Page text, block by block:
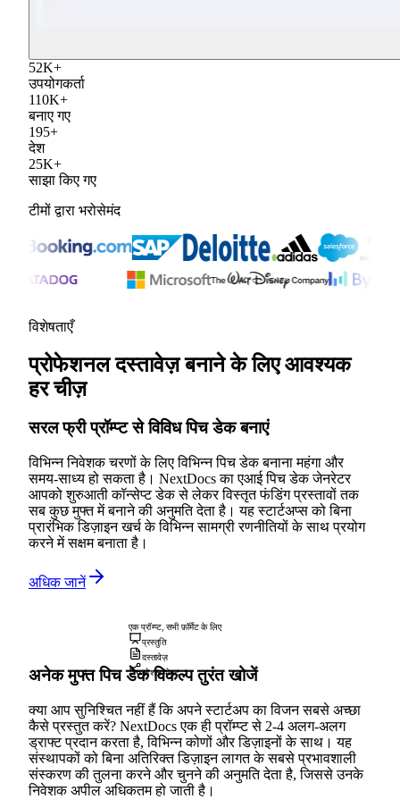
52K+
उपयोगकर्ता
110K+
बनाए गए
195+
देश
25K+
साझा किए गए
टीमों द्वारा भरोसेमंद
विशेषताएँ
प्रोफेशनल दस्तावेज़ बनाने के लिए आवश्यक
हर चीज़
सरल फ्री प्रॉम्प्ट से विविध पिच डेक बनाएं
विभिन्न निवेशक चरणों के लिए विभिन्न पिच डेक बनाना महंगा और
समय-साध्य हो सकता है। NextDocs का एआई पिच डेक जेनरेटर
आपको शुरुआती कॉन्सेप्ट डेक से लेकर विस्तृत फंडिंग प्रस्तावों तक
सब कुछ मुफ्त में बनाने की अनुमति देता है। यह स्टार्टअप्स को बिना
प्रारंभिक डिज़ाइन खर्च के विभिन्न सामग्री रणनीतियों के साथ प्रयोग
करने में सक्षम बनाता है।
अधिक जानें
एक प्रॉम्प्ट, सभी फ़ॉर्मेट के लिए
प्रस्तुति
दस्तावेज़
सोशल पोस्ट
अनेक मुफ्त पिच डेक विकल्प तुरंत खोजें
क्या आप सुनिश्चित नहीं हैं कि अपने स्टार्टअप का विजन सबसे अच्छा
कैसे प्रस्तुत करें? NextDocs एक ही प्रॉम्प्ट से 2-4 अलग-अलग
ड्राफ्ट प्रदान करता है, विभिन्न कोणों और डिज़ाइनों के साथ। यह
संस्थापकों को बिना अतिरिक्त डिज़ाइन लागत के सबसे प्रभावशाली
संस्करण की तुलना करने और चुनने की अनुमति देता है, जिससे उनके
निवेशक अपील अधिकतम हो जाती है।